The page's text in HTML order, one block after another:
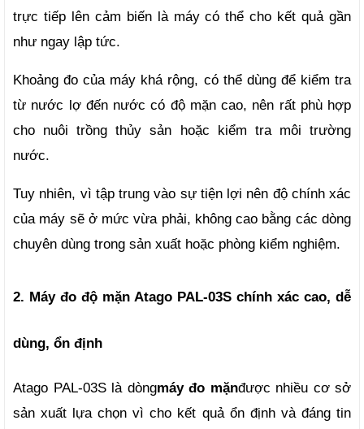
trực tiếp lên cảm biến là máy có thể cho kết quả gần
như ngay lập tức.
Khoảng đo của máy khá rộng, có thể dùng để kiểm tra
từ nước lợ đến nước có độ mặn cao, nên rất phù hợp
cho nuôi trồng thủy sản hoặc kiểm tra môi trường
nước.
Tuy nhiên, vì tập trung vào sự tiện lợi nên độ chính xác
của máy sẽ ở mức vừa phải, không cao bằng các dòng
chuyên dùng trong sản xuất hoặc phòng kiểm nghiệm.
2. Máy đo độ mặn Atago PAL-03S chính xác cao, dễ
dùng, ổn định
Atago PAL-03S là dòngmáy đo mặnđược nhiều cơ sở
sản xuất lựa chọn vì cho kết quả ổn định và đáng tin